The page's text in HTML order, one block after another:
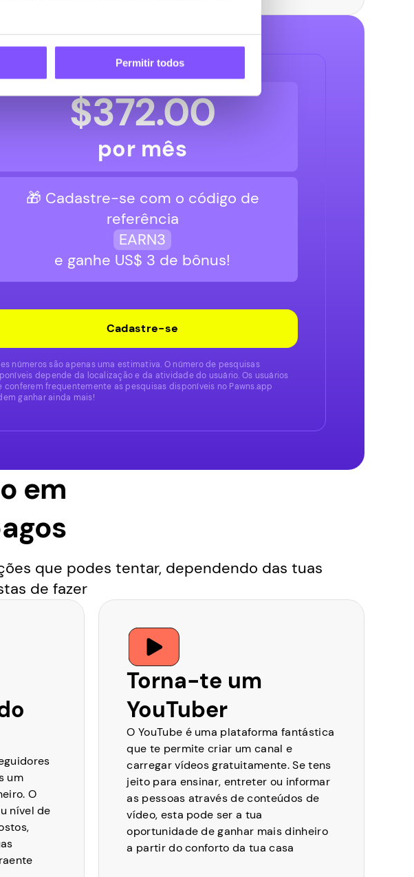
Permitir todos
$372.00
por mês
🎁 Cadastre-se com o código de
referência
EARN3
e ganhe US$ 3 de bônus!
Cadastre-se
números são apenas uma estimativa. O número de pesquisas
depende da localização e da atividade do usuário. Os usuários
conferem frequentemente as pesquisas disponíveis no Pawns.app
ganhar ainda mais!
em
que podes tentar, dependendo das tuas
de fazer
um
O
nível de
Torna-te um
YouTuber
O YouTube é uma plataforma fantástica
que te permite criar um canal e
carregar vídeos gratuitamente. Se tens
jeito para ensinar, entreter ou informar
as pessoas através de conteúdos de
vídeo, esta pode ser a tua
oportunidade de ganhar mais dinheiro
a partir do conforto da tua casa